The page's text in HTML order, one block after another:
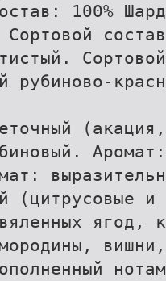
100%
Сортовой
рубиново-
(цитрусовые и
ягод,